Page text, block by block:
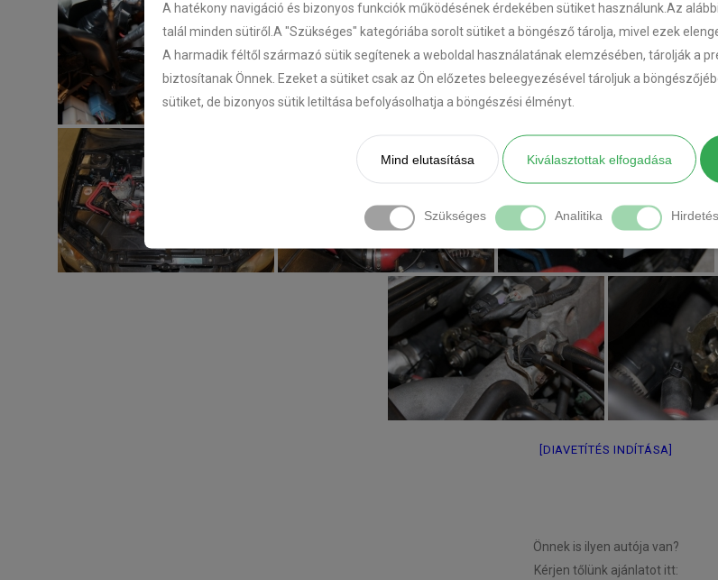
A hatékony navigáció és bizonyos funkciók működésének érdekében sütiket használunk.Az
talál minden sütiről.A "Szükséges" kategóriába sorolt sütiket a böngésző tárolja, mivel ezek
A harmadik féltől származó sütik segítenek a weboldal használatának elemzésében, tárolják a
biztosítanak Önnek. Ezeket a sütiket csak az Ön előzetes beleegyezésével tároljuk a
sütiket, de bizonyos sütik letiltása befolyásolhatja a böngészési élményt.
Mind elutasítása Kiválasztottak elfogadása
Szükséges Analitika
[DIAVETÍTÉS INDÍTÁSA]
Önnek is ilyen autója van?
Kérjen tőlünk ajánlatot itt: